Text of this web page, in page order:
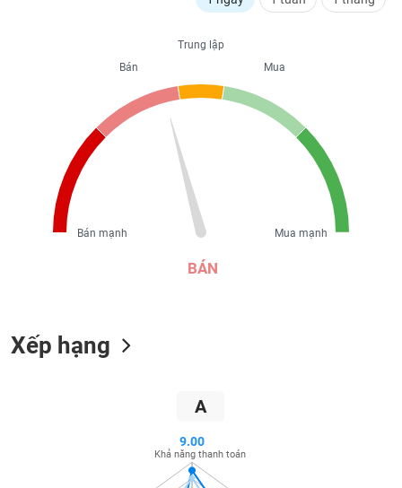
BÁN
Trung lập
Mua
Mua mạnh
Bán
Bán mạnh
Xếp hạng
A
9.00
Khả năng thanh toán